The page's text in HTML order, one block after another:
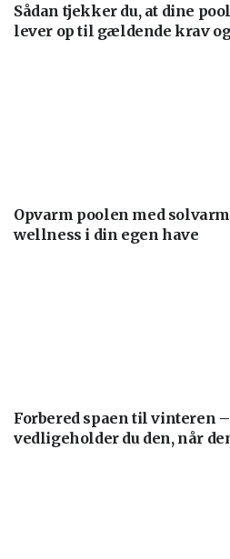
Sådan tjekker du, at dine
lever op til gældende krav
Opvarm poolen med
wellness i din egen have
Forbered spaen til vinteren
vedligeholder du den, når